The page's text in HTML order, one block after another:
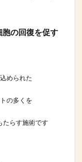
胞の回復を促す
められた
の多くを
たらす施術です